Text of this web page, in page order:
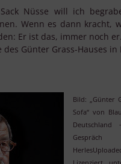
Nüsse will ich
Wenn es dann kracht,
Er ist das, immer noch
des Günter Grass-Hauses in
Bild: „Günter
Sofa“ von